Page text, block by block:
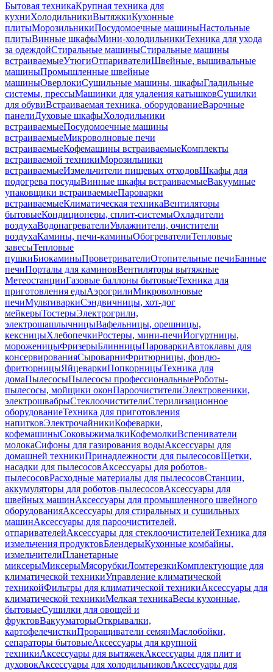
Бытовая техникаКрупная техника для
кухниХолодильникиВытяжкиКухонные
плитыМорозильникиПосудомоечные машиныНастольные
плитыВинные шкафыМини-холодильникиТехника для ухода
за одеждойСтиральные машиныСтиральные машины
встраиваемыеУтюгиОтпаривателиШвейные, вышивальные
машиныПромышленные швейные
машиныОверлокиСушильные машины, шкафыГладильные
системы, прессыМашинки для удаления катышковСушилки
для обувиВстраиваемая техника, оборудованиеВарочные
панелиДуховые шкафыХолодильники
встраиваемыеПосудомоечные машины
встраиваемыеМикроволновые печи
встраиваемыеКофемашины встраиваемыеКомплекты
встраиваемой техникиМорозильники
встраиваемыеИзмельчители пищевых отходовШкафы для
подогрева посудыВинные шкафы встраиваемыеВакуумные
упаковщики встраиваемыеПароварки
встраиваемыеКлиматическая техникаВентиляторы
бытовыеКондиционеры, сплит-системыОхладители
воздухаВодонагревателиУвлажнители, очистители
воздухаКамины, печи-каминыОбогревателиТепловые
завесыТепловые
пушкиБиокаминыПроветривателиОтопительные печиБанные
печиПорталы для каминовВентиляторы вытяжные
МетеостанцииГазовые баллоны бытовыеТехника для
приготовления едыАэрогрилиМикроволновые
печиМультиваркиСэндвичницы, хот-дог
мейкерыТостерыЭлектрогрили,
электрошашлычницыВафельницы, орешницы,
кексницыХлебопечкиРостеры, мини-печиЙогуртницы,
мороженицыФризерыБлинницыПароваркиАвтоклавы для
консервированияСыроварниФритюрницы, фондю-
фритюрницыЯйцеваркиПопкорницыТехника для
домаПылесосыПылесосы профессиональныеРоботы-
пылесосы, мойщики оконПароочистителиЭлектровеники,
электрошвабрыСтеклоочистителиСтерилизационное
оборудованиеТехника для приготовления
напитковЭлектрочайникиКофеварки,
кофемашиныСоковыжималкиКофемолкиВспениватели
молокаСифоны для газирования водыАксессуары для
домашней техникиПринадлежности для пылесосовЩетки,
насадки для пылесосовАксессуары для роботов-
пылесосовРасходные материалы для пылесосовСтанции,
аккумуляторы для роботов-пылесосовАксессуары для
швейных машинАксессуары для промышленного швейного
оборудованияАксессуары для стиральных и сушильных
машинАксессуары для пароочистителей,
отпаривателейАксессуары для стеклоочистителейТехника для
измельчения продуктовБлендерыКухонные комбайны,
измельчителиПланетарные
миксерыМиксерыМясорубкиЛомтерезкиКомплектующие для
климатической техникиУправление климатической
техникойФильтры для климатической техникиАксессуары для
климатической техникиМелкая техникаВесы кухонные,
бытовыеСушилки для овощей и
фруктовВакууматорыОткрывалки,
картофелечисткиПроращиватели семянМаслобойки,
сепараторы бытовыеАксессуары для крупной
техникиАксессуары для вытяжекАксессуары для плит и
духовокАксессуары для холодильниковАксессуары для